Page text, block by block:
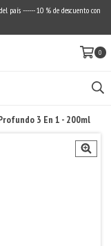
país ------ 10 % de descuento con
0
3 En 1 - 200ml